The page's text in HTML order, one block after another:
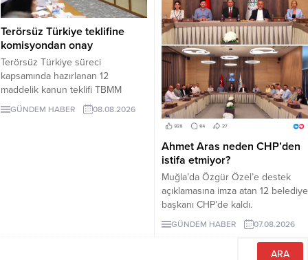
Terörsüz Türkiye teklifine
komisyondan onay
Terörsüz Türkiye süreci
kapsamında hazırlanan 12
maddelik kanun teklifi TBMM
Adalet Komisyonunda kabul edildi.
Teklif 5 ve 10 yıllık erteleme
GÜNDEM HABER 08.08.2026
Ahmet Aras neden CHP’den
istifa etmiyor?
Muğla’da Özgür Özel’e destek
açıklamasına imza atan 12 belediye
başkanı CHP’de kaldı.
Milletvekilleri Yeni Parti’ye
geçerken belediye başkanlarının
tutumu ve CHP yönetiminin
GÜNDEM HABER 07.08.2026